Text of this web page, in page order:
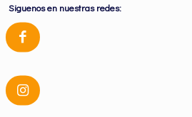
Siguenos en nuestras redes: